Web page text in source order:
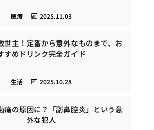
2025.11.03
医療
世主！定番から意外なものまで、お
すめドリンク完全ガイド
2025.10.28
生活
痛の原因に？「副鼻腔炎」という意
外な犯人